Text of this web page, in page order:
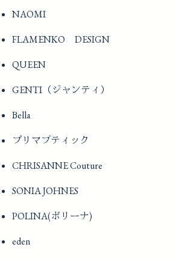
NAOMI
FLAMENKO DESIGN
QUEEN
GENTI（ジャンティ）
Bella
プリマブティック
CHRISANNE Couture
SONIA JOHNES
POLINA(ポリーナ)
eden